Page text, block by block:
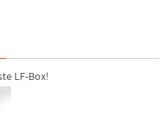
LF-Box!